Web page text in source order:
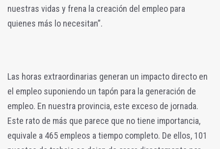
nuestras vidas y frena la creación del empleo para
quienes más lo necesitan”.
Las horas extraordinarias generan un impacto directo en
el empleo suponiendo un tapón para la generación de
empleo. En nuestra provincia, este exceso de jornada.
Este rato de más que parece que no tiene importancia,
equivale a 465 empleos a tiempo completo. De ellos, 101